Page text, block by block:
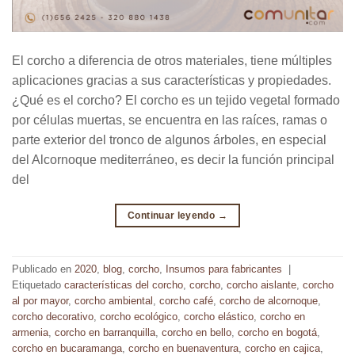
El corcho a diferencia de otros materiales, tiene múltiples
aplicaciones gracias a sus características y propiedades.
¿Qué es el corcho? El corcho es un tejido vegetal formado
por células muertas, se encuentra en las raíces, ramas o
parte exterior del tronco de algunos árboles, en especial
del Alcornoque mediterráneo, es decir la función principal
del
Continuar leyendo →
Publicado en 2020, blog, corcho, Insumos para fabricantes
Etiquetado características del corcho, corcho, corcho aislante, corcho
al por mayor, corcho ambiental , corcho café, corcho de alcornoque,
corcho decorativo, corcho ecológico, corcho elástico, corcho en
armenia, corcho en barranquilla, corcho en bello, corcho en bogotá,
corcho en bucaramanga, corcho en buenaventura, corcho en cajica,